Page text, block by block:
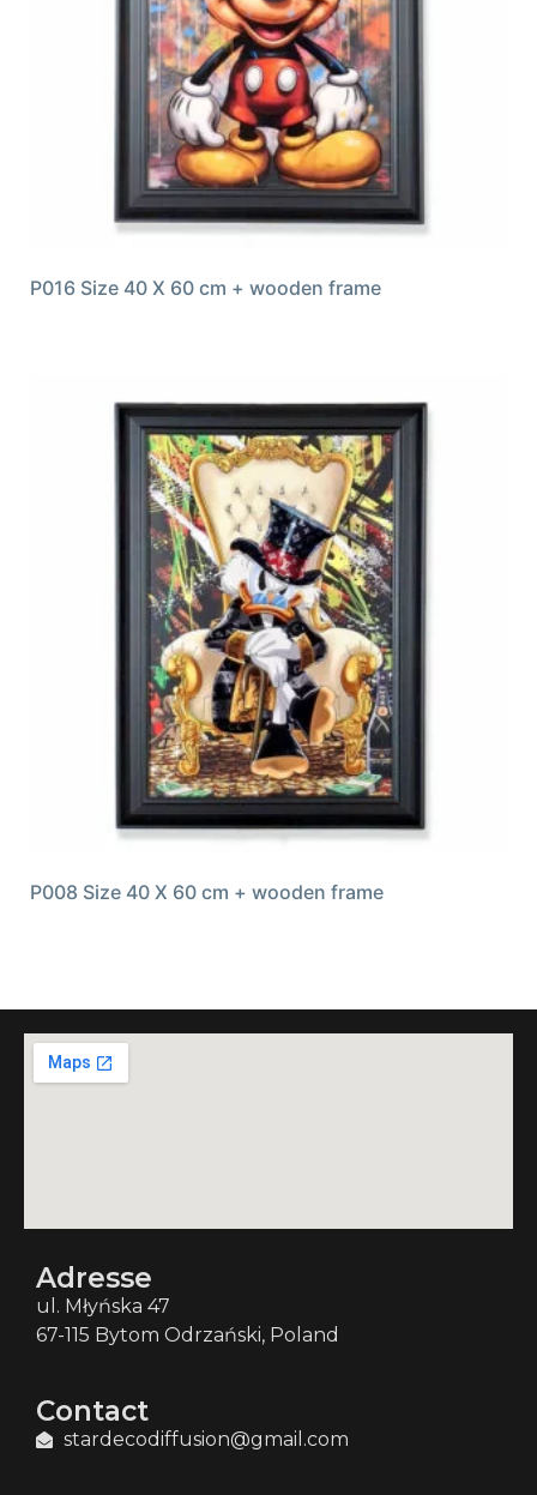
P016 Size 40 X 60 cm + wooden frame
P008 Size 40 X 60 cm + wooden frame
Adresse
ul. Młyńska 47
67-115 Bytom Odrzański, Poland
Contact
stardecodiffusion@gmail.com